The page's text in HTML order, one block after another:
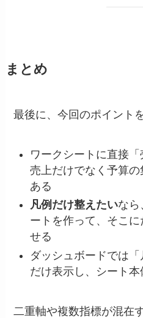
まとめ
最後に、今回のポイント
ワークシートに直接「
売上だけでなく予算
ある
凡例だけ整えたいなら
ートを作って、そこ
せる
ダッシュボードでは「
だけ表示し、シート本
二重軸や複数指標が混在